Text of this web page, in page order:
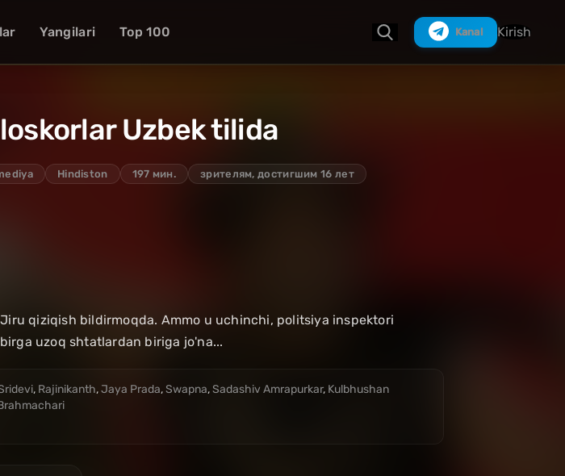
Yangilari Top 100 Kanal Kirish
Uzbek tilida
Hindiston 197 мин. зрителям, достигшим 16 лет
qiziqish bildirmoqda. Ammo u uchinchi, politsiya inspektori
uzoq shtatlardan biriga jo'na...
, Rajinikanth,Jaya Prada,Swapna,Sadashiv Amrapurkar, Kulbhushan